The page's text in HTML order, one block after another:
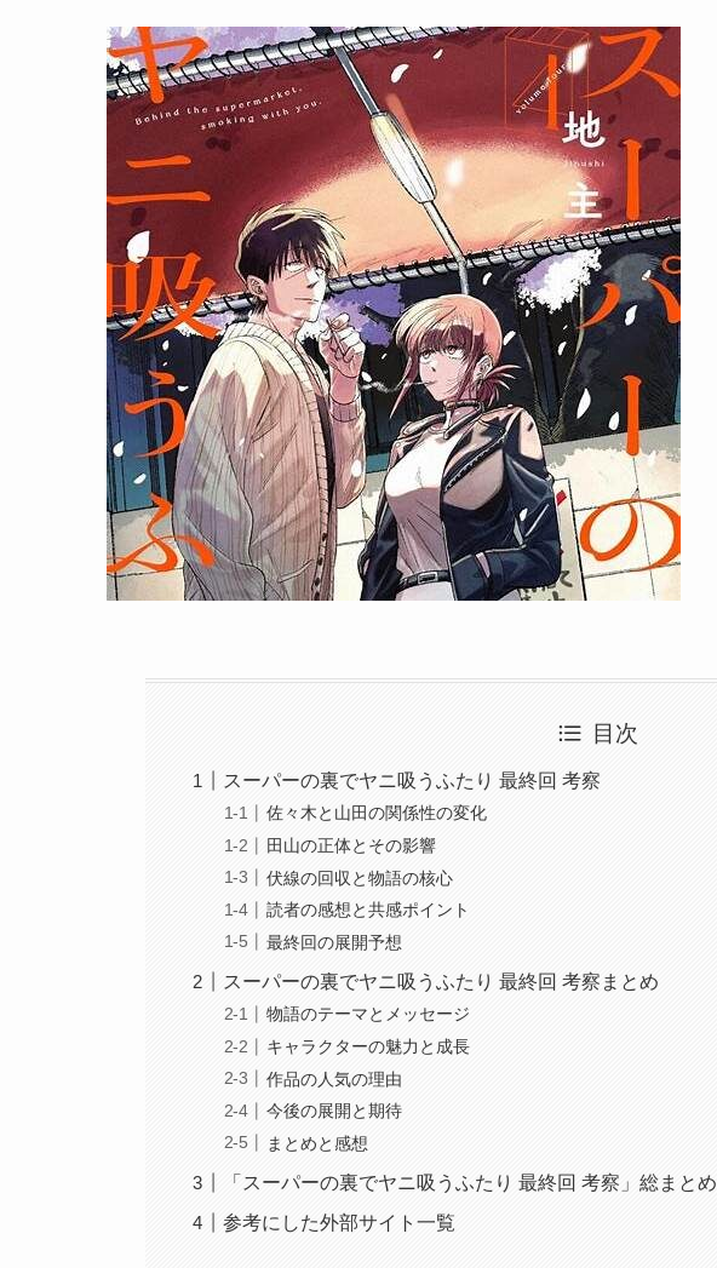
目次
スーパーの裏でヤニ吸うふたり 最終回 考察
佐々木と山田の関係性の変化
田山の正体とその影響
伏線の回収と物語の核心
読者の感想と共感ポイント
最終回の展開予想
スーパーの裏でヤニ吸うふたり 最終回 考察まとめ
物語のテーマとメッセージ
キャラクターの魅力と成長
作品の人気の理由
今後の展開と期待
まとめと感想
「スーパーの裏でヤニ吸うふたり 最終回 考察」総まとめ
参考にした外部サイト一覧